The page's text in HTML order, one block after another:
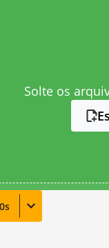
Solte os
s